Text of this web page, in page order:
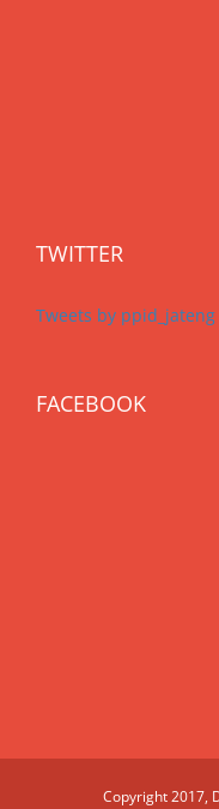
TWITTER
Tweets by ppid_jateng
FACEBOOK
Copyright 2017,